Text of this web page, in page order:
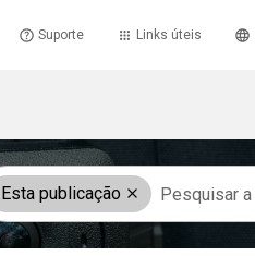
Suporte Links úteis
Esta publicação